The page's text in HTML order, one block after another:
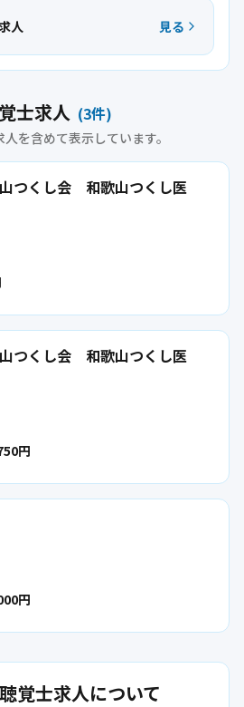
人 見る
士求人 (3件)
を含めて表示しています。
つくし会 和歌山つくし医
つくし会 和歌山つくし医
円
円
覚士求人について